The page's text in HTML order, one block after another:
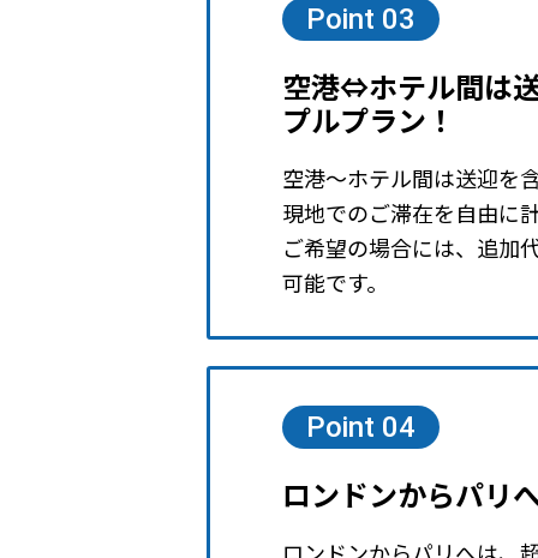
Point 03
空港⇔ホテル間は
プルプラン！
空港～ホテル間は送迎を
現地でのご滞在を自由に
ご希望の場合には、追加
可能です。
Point 04
ロンドンからパリ
ロンドンからパリへは、